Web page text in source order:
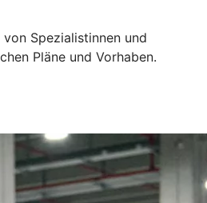
Spezialistinnen und
Pläne und Vorhaben.